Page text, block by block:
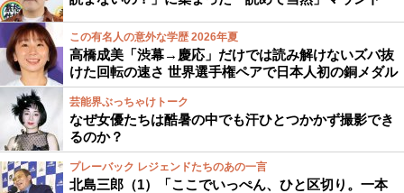
この有名人の意外な学歴 2026年夏
高橋成美「渋幕→慶応」だけでは読み解けないズバ抜
けた回転の速さ 世界選手権ペアで日本人初の銅メダル
芸能界ぶっちゃけトーク
なぜ女優たちは酷暑の中でも汗ひとつかかず撮影でき
るのか？
プレーバック レジェンドたちのあの一言
北島三郎（1）「ここでいっぺん、ひと区切り。一本